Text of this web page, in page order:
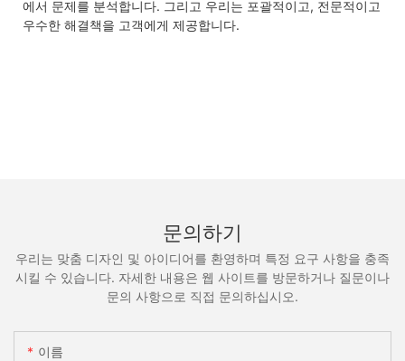
에서 문제를 분석합니다. 그리고 우리는 포괄적이고, 전문적이고
우수한 해결책을 고객에게 제공합니다.
문의하기
우리는 맞춤 디자인 및 아이디어를 환영하며 특정 요구 사항을 충족
시킬 수 있습니다. 자세한 내용은 웹 사이트를 방문하거나 질문이나
문의 사항으로 직접 문의하십시오.
이름